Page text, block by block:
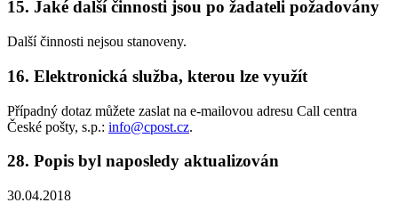
15. Jaké další činnosti jsou po žadateli požadovány
Další činnosti nejsou stanoveny.
16. Elektronická služba, kterou lze využít
Případný dotaz můžete zaslat na e-mailovou adresu Call centra
České pošty, s.p.: info@cpost.cz.
28. Popis byl naposledy aktualizován
30.04.2018